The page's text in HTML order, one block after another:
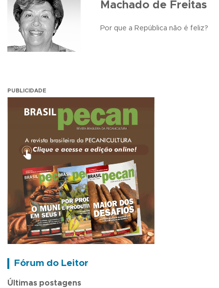
Machado de Freitas
Por que a República não é feliz?
PUBLICIDADE
Fórum do Leitor
Últimas postagens